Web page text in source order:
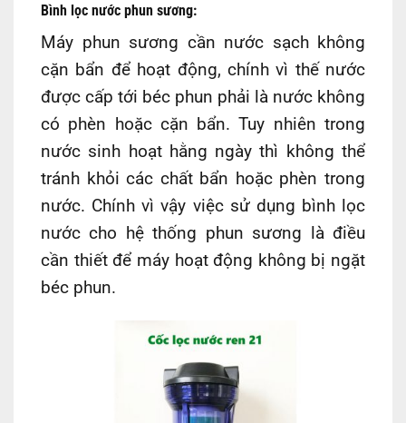
Bình lọc nước phun sương:
Máy phun sương cần nước sạch không
cặn bẩn để hoạt động, chính vì thế nước
được cấp tới béc phun phải là nước không
có phèn hoặc cặn bẩn. Tuy nhiên trong
nước sinh hoạt hằng ngày thì không thể
tránh khỏi các chất bẩn hoặc phèn trong
nước. Chính vì vậy việc sử dụng bình lọc
nước cho hệ thống phun sương là điều
cần thiết để máy hoạt động không bị ngặt
béc phun.